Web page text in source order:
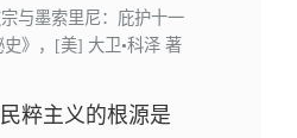
与墨索里尼：庇护十一
》，[美] 大卫•科泽 著
粹主义的根源是